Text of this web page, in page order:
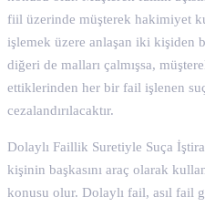
fiil üzerinde müşterek hakimiyet
işlemek üzere anlaşan iki kişiden
diğeri de malları çalmışsa,
ettiklerinden her bir fail işlenen
cezalandırılacaktır.
Dolaylı Faillik Suretiyle Suça
kişinin başkasını araç olarak
konusu olur. Dolaylı fail, asıl fail